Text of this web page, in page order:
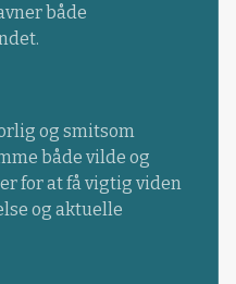
både
og smitsom
både vilde og
for at få vigtig viden
og aktuelle